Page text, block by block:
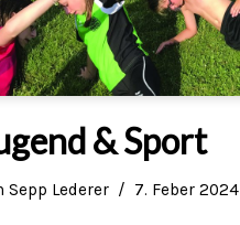
& Sport
Sepp Lederer 7. Feber 2024